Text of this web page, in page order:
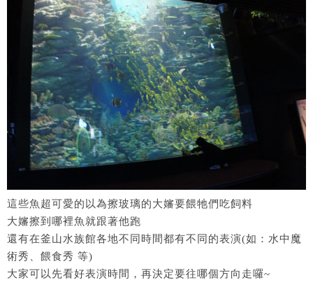
這些魚超可愛的以為擦玻璃的大嬸要餵牠們吃飼料
大嬸擦到哪裡魚就跟著他跑
還有在釜山水族館各地不同時間都有不同的表演(如：水中魔
術秀、餵食秀 等)
大家可以先看好表演時間，再決定要往哪個方向走囉~